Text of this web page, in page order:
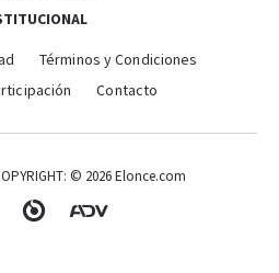
Términos y Condiciones
Contacto
© 2026 Elonce.com